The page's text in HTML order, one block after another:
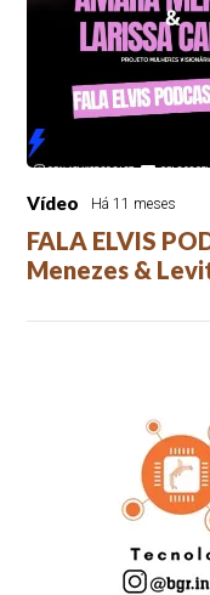
Vídeo Há 11 meses
FALA ELVIS
Menezes &